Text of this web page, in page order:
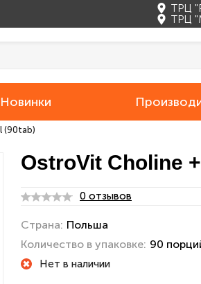
ТРЦ
ТРЦ
Новинки
(90tab)
OstroVit Choline
0 отзывов
Страна: Польша
Количество в упаковке: 90
Нет в наличии